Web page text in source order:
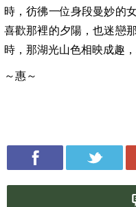
時，彷彿一位身段曼妙的
喜歡那裡的夕陽，也迷戀
時，那湖光山色相映成趣
～惠～